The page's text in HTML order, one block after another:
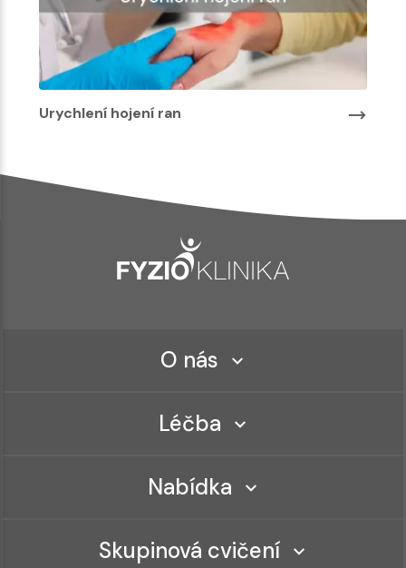
Urychlení hojení ran
O nás
Léčba
Nabídka
Skupinová cvičení